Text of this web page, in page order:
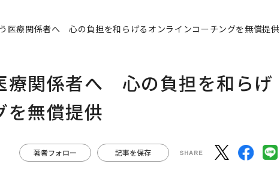
医療関係者へ 心の負担を和らげるオンラインコーチングを無償提供
療関係者へ 心の負担を和らげ
を無償提供
著者フォロー 記事を保存